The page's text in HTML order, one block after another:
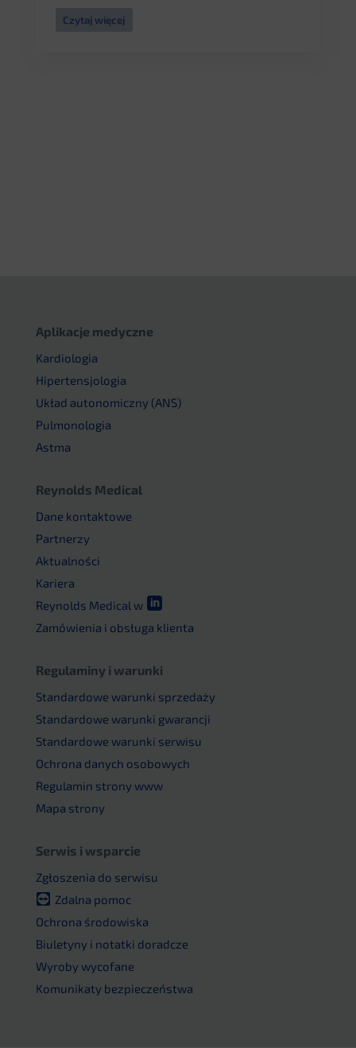
Czytaj więcej
Aplikacje medyczne
Kardiologia
Hipertensjologia
Układ autonomiczny (ANS)
Pulmonologia
Astma
Reynolds Medical
Dane kontaktowe
Partnerzy
Aktualności
Kariera
Reynolds Medical w 
Zamówienia i obsługa klienta
Regulaminy i warunki
Standardowe warunki sprzedaży
Standardowe warunki gwarancji
Standardowe warunki serwisu
Ochrona danych osobowych
Regulamin strony www
Mapa strony
Serwis i wsparcie
Zgłoszenia do serwisu
Zdalna pomoc
Ochrona środowiska
Biuletyny i notatki doradcze
Wyroby wycofane
Komunikaty bezpieczeństwa